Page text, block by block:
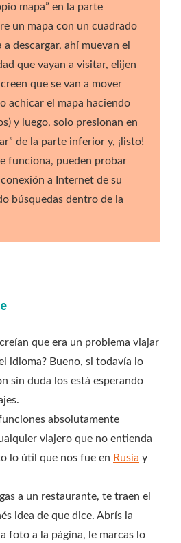
mapa” en la parte
un mapa con un cuadrado
descargar, ahí muevan el
que vayan a visitar, elijen
que se van a mover
achicar el mapa haciendo
y luego, solo presionan en
de la parte inferior y, ¡listo!
funciona, pueden probar
a Internet de su
búsquedas dentro de la
que era un problema viajar
idioma? Bueno, si todavía lo
sin duda los está esperando
absolutamente
viajero que no entienda
lo útil que nos fue en Rusia y
a un restaurante, te traen el
idea de que dice. Abrís la
foto a la página, le marcas lo